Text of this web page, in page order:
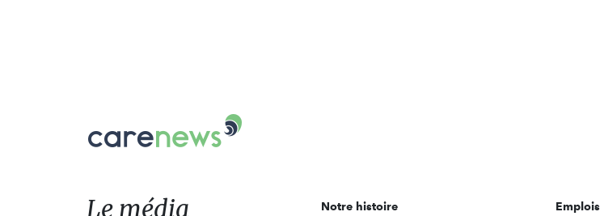
Le
acteurs
Le média Notre histoire Emplois